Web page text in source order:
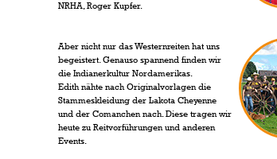
NRHA, Roger Kupfer.
Aber nicht nur das Westernreiten hat uns
begeistert. Genauso spannend finden wir
die Indianerkultur Nordamerikas.
Edith nähte nach Originalvorlagen die
Stammeskleidung der Lakota Cheyenne
und der Comanchen nach. Diese tragen wir
heute zu Reitvorführungen und anderen
Events.